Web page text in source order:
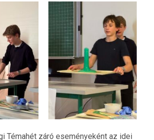
Témahét záró eseményeként az idei